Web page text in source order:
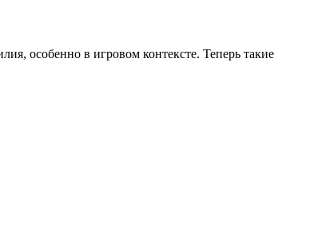
особенно в игровом контексте. Теперь такие